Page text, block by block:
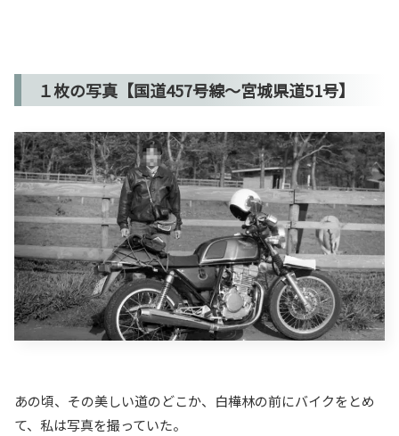
１枚の写真【国道457号線～宮城県道51号】
あの頃、その美しい道のどこか、白樺林の前にバイクをとめ
て、私は写真を撮っていた。